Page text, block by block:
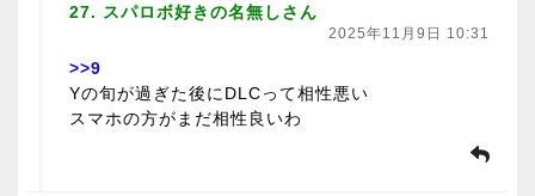
27. スパロボ好きの名無しさん
2025年11月9日 10:31
>>9
Yの旬が過ぎた後にDLCって相性悪い
スマホの方がまだ相性良いわ